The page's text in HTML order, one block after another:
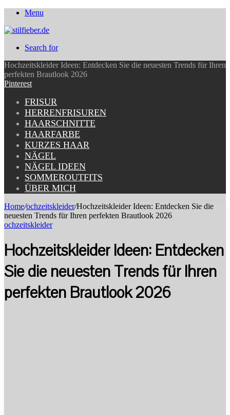
Menu
Search for
Hochzeitskleider Ideen: Entdecken Sie die neuesten Trends für Ihren
perfekten Brautlook 2026
Pinterest
FRISUR
HERRENFRISUREN
HAARSCHNITTE
HAARFARBE
KURZES HAAR
NÄGEL
NÄGEL IDEEN
SOMMEROUTFITS
ÜBER MICH
Home/ochzeitskleider/Hochzeitskleider Ideen: Entdecken Sie die
neuesten Trends für Ihren perfekten Brautlook 2026
ochzeitskleider
Hochzeitskleider Ideen: Entdecken
Sie die neuesten Trends für Ihren
perfekten Brautlook 2026